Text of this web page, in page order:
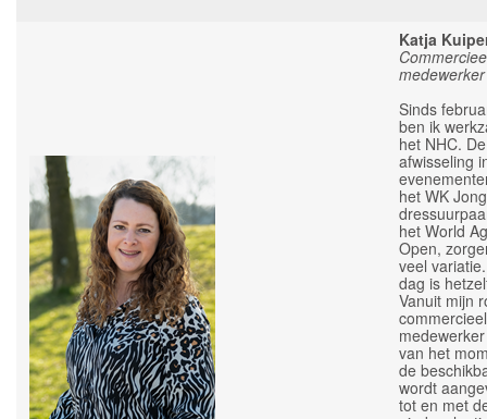
Katja
medewerker
Sinds
ben ik
het NHC. De
afwisseling
het WK
het World
Open,
veel
dag is
Vanuit mijn
commercieel
van het
de
wordt
tot en met